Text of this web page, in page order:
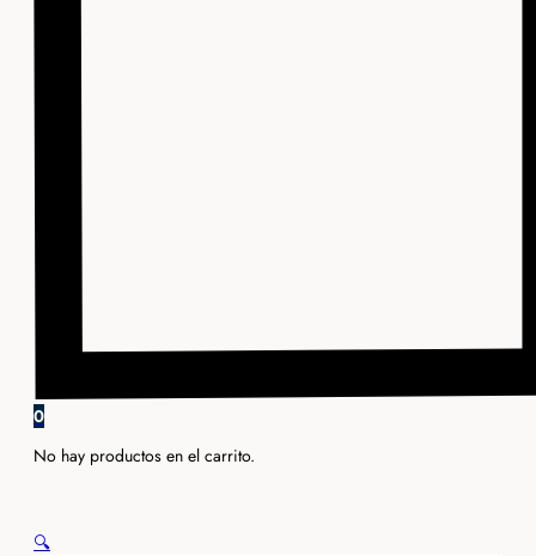
0
No hay productos en el carrito.
🔍